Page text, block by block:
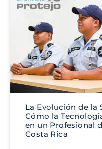
La Evolución de la
Cómo la
en un Profesional
Costa Rica